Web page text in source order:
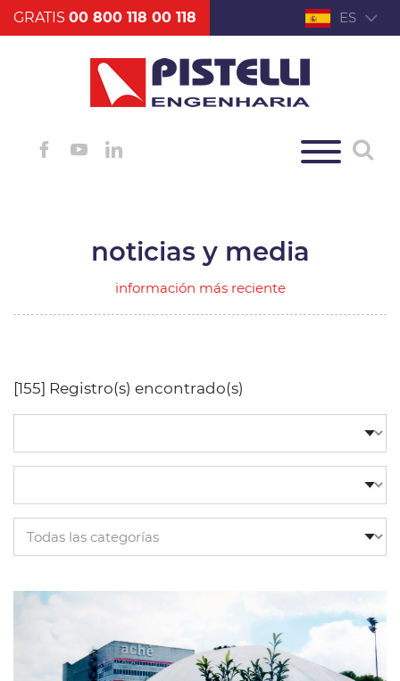
GRATIS 00 800 118 00 118 ES
noticias y media
información más reciente
[155] Registro(s) encontrado(s)